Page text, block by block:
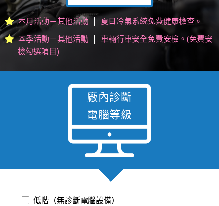
本月活動－其他活動
夏日冷氣系統免費健康檢查。
本季活動－其他活動
車輛行車安全免費安檢。(免費安
檢勾選項目)
廠內診斷
電腦等級
低階（無診斷電腦設備）